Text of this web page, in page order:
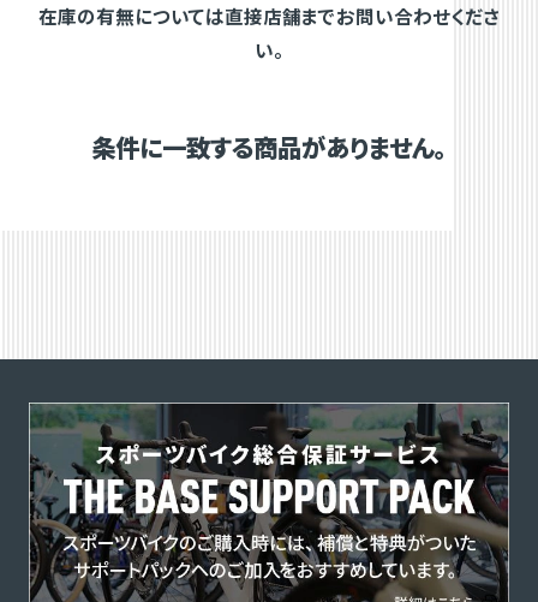
在庫の有無については直接店舗までお問い合わせくださ
い。
条件に一致する商品がありません。